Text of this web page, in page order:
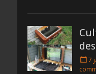
on
7